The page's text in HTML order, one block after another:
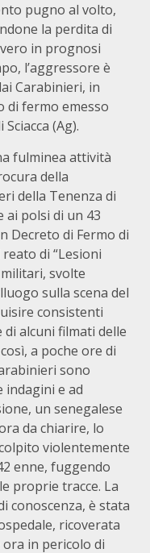
pugno al volto,
la perdita di
in prognosi
l’aggressore è
Carabinieri, in
di fermo emesso
(Ag).
fulminea attività
della
della Tenenza di
polsi di un 43
Decreto di Fermo di
di “Lesioni
svolte
sulla scena del
consistenti
di alcuni filmati delle
a poche ore di
sono
indagini e ad
un senegalese
da chiarire, lo
violentemente
enne, fuggendo
proprie tracce. La
conoscenza, è stata
ricoverata
in pericolo di